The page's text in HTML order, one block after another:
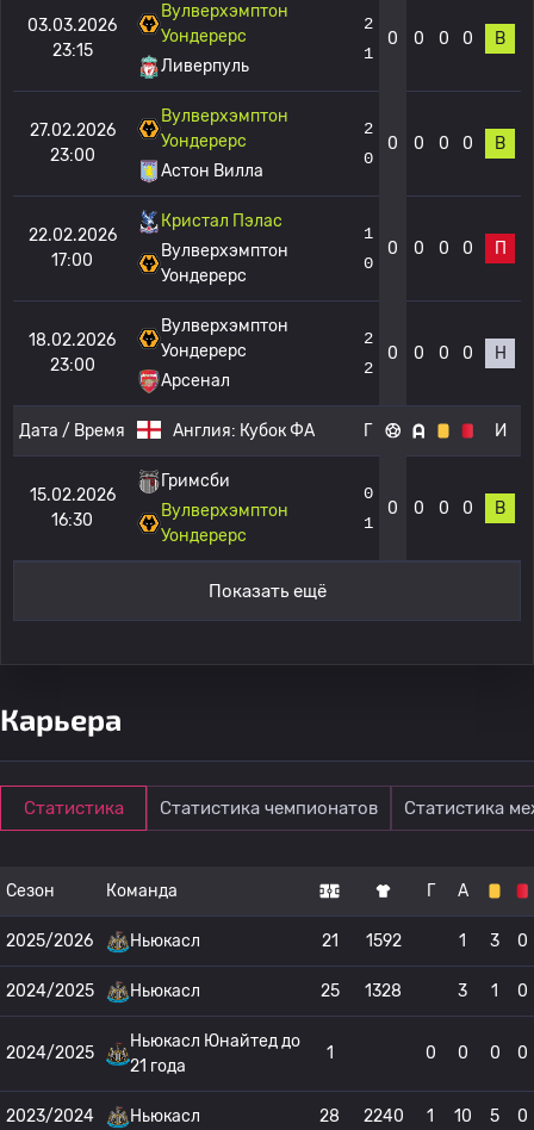
03.03.2026
23:15
Вулверхэмптон
Уондерерс
Ливерпуль
2
1
0 0 0 0 В
27.02.2026
23:00
Вулверхэмптон
Уондерерс
Астон Вилла
2
0
0 0 0 0 В
22.02.2026
17:00
Кристал Пэлас
Вулверхэмптон
Уондерерс
1
0
0 0 0 0 П
18.02.2026
23:00
Вулверхэмптон
Уондерерс
Арсенал
2
2
0 0 0 0 Н
Дата / Время Англия: Кубок ФА Г И
15.02.2026
16:30
Гримсби
Вулверхэмптон
Уондерерс
0
1
0 0 0 0 В
Показать ещё
Карьера
Статистика Статистика чемпионатов Статистика
Сезон Команда Г А
2025/2026 Ньюкасл 21 1592 1 3 0
2024/2025 Ньюкасл 25 1328 3 1 0
2024/2025
Ньюкасл Юнайтед до
21 года
1 0 0 0 0
2023/2024 Ньюкасл 28 2240 1 10 5 0